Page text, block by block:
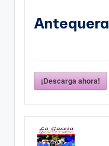
Antequera
¡Descarga ahora!